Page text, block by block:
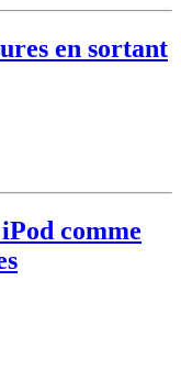
en sortant
comme